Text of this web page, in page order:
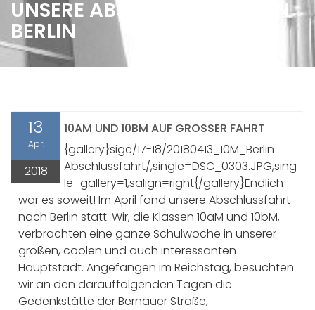
UNSERE ABSCHLUSSFAHRT IN
BERLIN
13
Apr.
2018
10AM UND 10BM AUF GROSSER FAHRT
{gallery}sige/17-18/20180413_10M_Berlin
Abschlussfahrt/,single=DSC_0303.JPG,sing
le_gallery=1,salign=right{/gallery}Endlich
war es soweit! Im April fand unsere Abschlussfahrt
nach Berlin statt. Wir, die Klassen 10aM und 10bM,
verbrachten eine ganze Schulwoche in unserer
großen, coolen und auch interessanten
Hauptstadt. Angefangen im Reichstag, besuchten
wir an den darauffolgenden Tagen die
Gedenkstätte der Bernauer Straße,